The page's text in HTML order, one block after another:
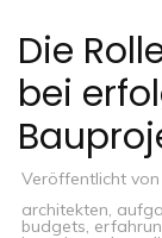
Die
bei
Veröffentlicht von
architekten
budgets